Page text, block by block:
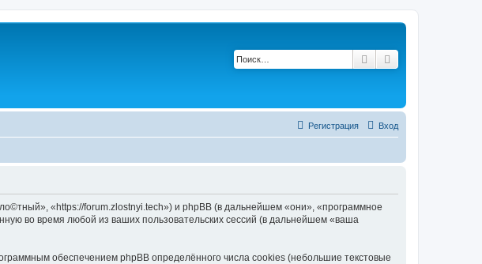
Поиск
Вход
Регистрация
«https://forum.zlostnyi.tech») и phpBB (в дальнейшем «они», «программное
во время любой из ваших пользовательских сессий (в дальнейшем «ваша
обеспечением phpBB определённого числа cookies (небольшие текстовые